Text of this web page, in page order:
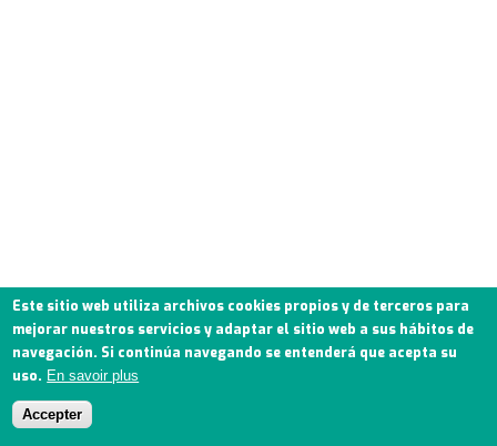
Este sitio web utiliza archivos cookies propios y de terceros para
mejorar nuestros servicios y adaptar el sitio web a sus hábitos de
navegación. Si continúa navegando se entenderá que acepta su
uso. En savoir plus
Accepter